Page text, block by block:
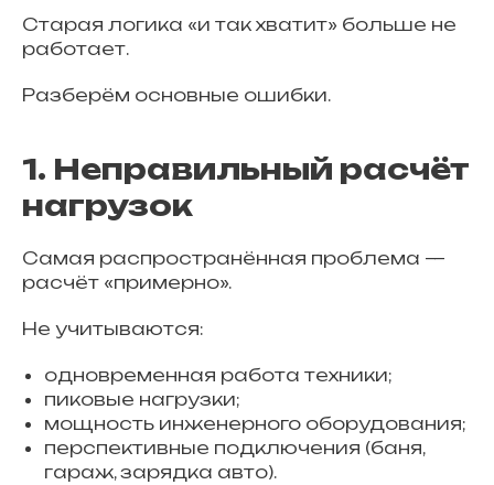
Старая логика «и так хватит» больше не
работает.
Разберём основные ошибки.
1. Неправильный расчёт
нагрузок
Самая распространённая проблема —
расчёт «примерно».
Не учитываются:
одновременная работа техники;
пиковые нагрузки;
мощность инженерного оборудования;
перспективные подключения (баня,
гараж, зарядка авто).